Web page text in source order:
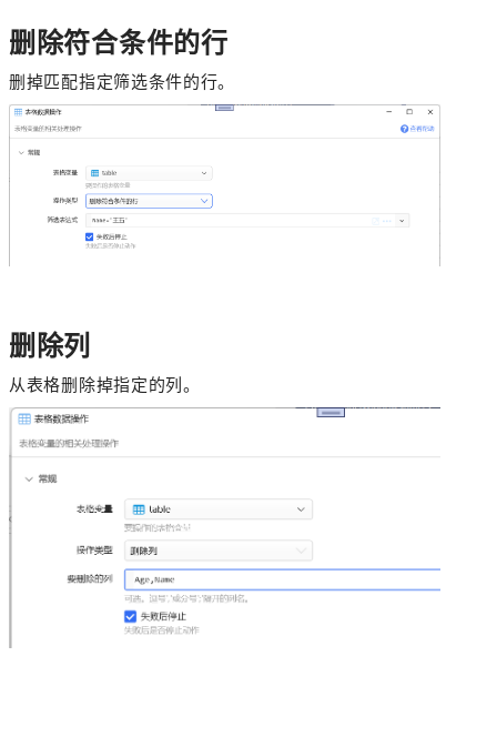
删除符合条件的行
删掉匹配指定筛选条件的行。
删除列
从表格删除掉指定的列。